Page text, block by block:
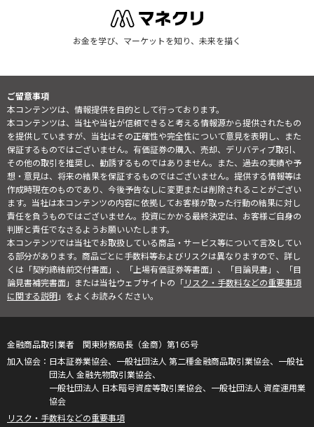
お金を学び、マーケットを知り、未来を描く
ご留意事項
本コンテンツは、情報提供を目的として行っております。
本コンテンツは、当社や当社が信頼できると考える情報源から提供されたもの
を提供していますが、当社はその正確性や完全性について意見を表明し、また
保証するものではございません。有価証券の購入、売却、デリバティブ取引、
その他の取引を推奨し、勧誘するものではありません。また、過去の実績や予
想・意見は、将来の結果を保証するものではございません。提供する情報等は
作成時現在のものであり、今後予告なしに変更または削除されることがござい
ます。当社は本コンテンツの内容に依拠してお客様が取った行動の結果に対し
責任を負うものではございません。投資にかかる最終決定は、お客様ご自身の
判断と責任でなさるようお願いいたします。
本コンテンツでは当社でお取扱している商品・サービス等について言及してい
る部分があります。商品ごとに手数料等およびリスクは異なりますので、詳し
くは「契約締結前交付書面」、「上場有価証券等書面」、「目論見書」、「目
論見書補完書面」または当社ウェブサイトの「リスク・手数料などの重要事項
に関する説明」をよくお読みください。
金融商品取引業者 関東財務局長（金商）第165号
日本証券業協会、一般社団法人 第二種金融商品取引業協会、一般社
団法人 金融先物取引業協会、
一般社団法人 日本暗号資産等取引業協会、一般社団法人 資産運用業
協会
リスク・手数料などの重要事項